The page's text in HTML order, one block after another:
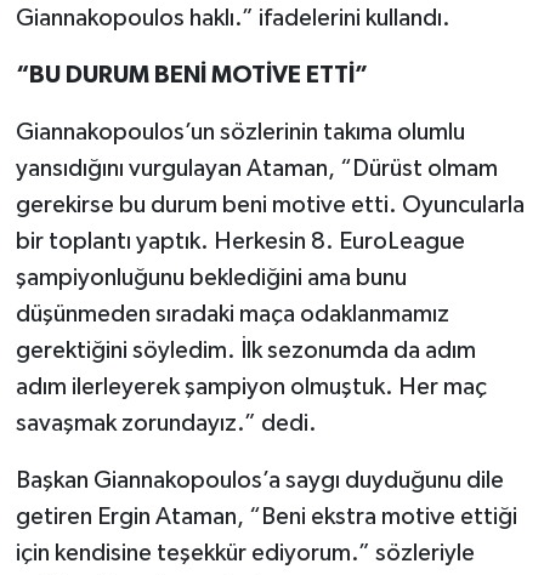
Giannakopoulos haklı.” ifadelerini kullandı.
“BU DURUM BENİ MOTİVE ETTİ”
Giannakopoulos’un sözlerinin takıma olumlu
yansıdığını vurgulayan Ataman, “Dürüst olmam
gerekirse bu durum beni motive etti. Oyuncularla
bir toplantı yaptık. Herkesin 8. EuroLeague
şampiyonluğunu beklediğini ama bunu
düşünmeden sıradaki maça odaklanmamız
gerektiğini söyledim. İlk sezonumda da adım
adım ilerleyerek şampiyon olmuştuk. Her maç
savaşmak zorundayız.” dedi.
Başkan Giannakopoulos’a saygı duyduğunu dile
getiren Ergin Ataman, “Beni ekstra motive ettiği
için kendisine teşekkür ediyorum.” sözleriyle
Güreş
Halter
Motor Sporları
Su Sporları
Diğer Spor Dalları
Futbolcular